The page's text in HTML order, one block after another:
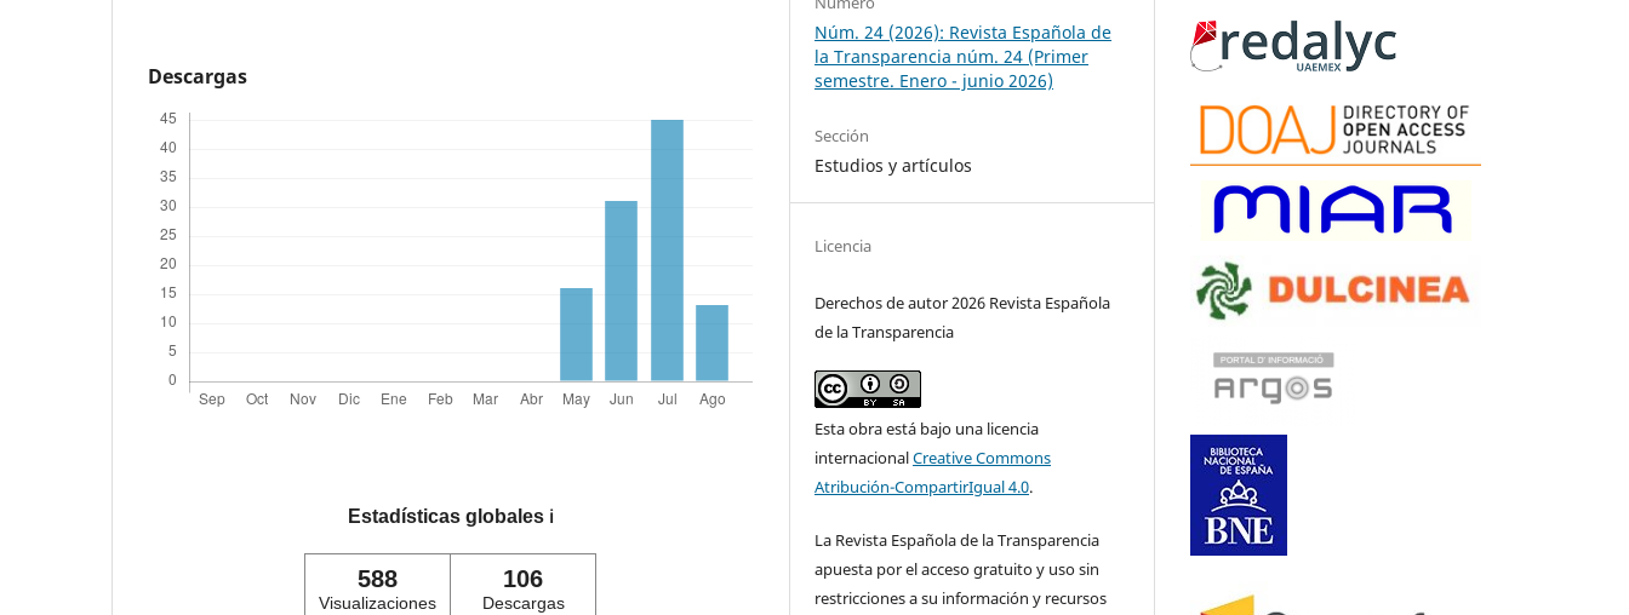
Descargas
Estadísticas globales ℹ️
588
Visualizaciones
106
Descargas
Núm. 24 (2026): Revista Española de
la Transparencia núm. 24 (Primer
semestre. Enero - junio 2026)
Sección
Estudios y artículos
Licencia
Derechos de autor 2026 Revista Española
de la Transparencia
Esta obra está bajo una licencia
internacionalCreative Commons
Atribución-CompartirIgual 4.0.
La Revista Española de la Transparencia
apuesta por el acceso gratuito y uso sin
restricciones a su información y recursos